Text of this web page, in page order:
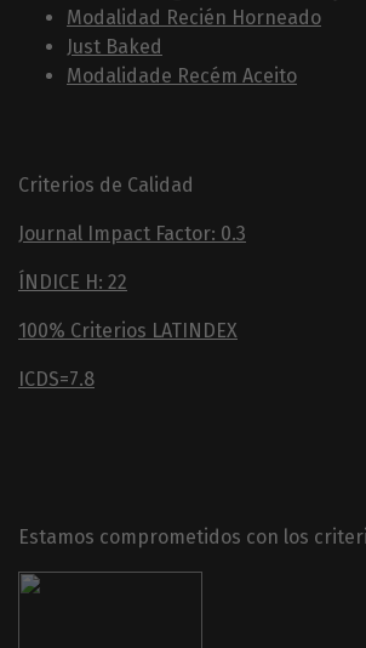
Modalidad Recién Horneado
Just Baked
Modalidade Recém Aceito
Criterios de Calidad
Journal Impact Factor: 0.3
ÍNDICE H: 22
100% Criterios LATINDEX
ICDS=7.8
Estamos comprometidos con los